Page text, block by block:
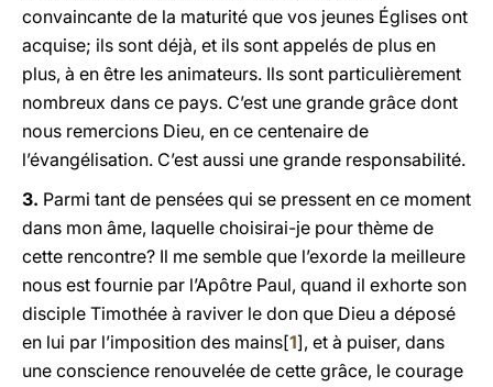
convaincante de la maturité que vos jeunes Églises ont
acquise; ils sont déjà, et ils sont appelés de plus en
plus, à en être les animateurs. Ils sont particulièrement
nombreux dans ce pays. C’est une grande grâce dont
nous remercions Dieu, en ce centenaire de
l’évangélisation. C’est aussi une grande responsabilité.
3. Parmi tant de pensées qui se pressent en ce moment
dans mon âme, laquelle choisirai-je pour thème de
cette rencontre? Il me semble que l’exorde la meilleure
nous est fournie par l’Apôtre Paul, quand il exhorte son
disciple Timothée à raviver le don que Dieu a déposé
en lui par l’imposition des mains[1], et à puiser, dans
une conscience renouvelée de cette grâce, le courage